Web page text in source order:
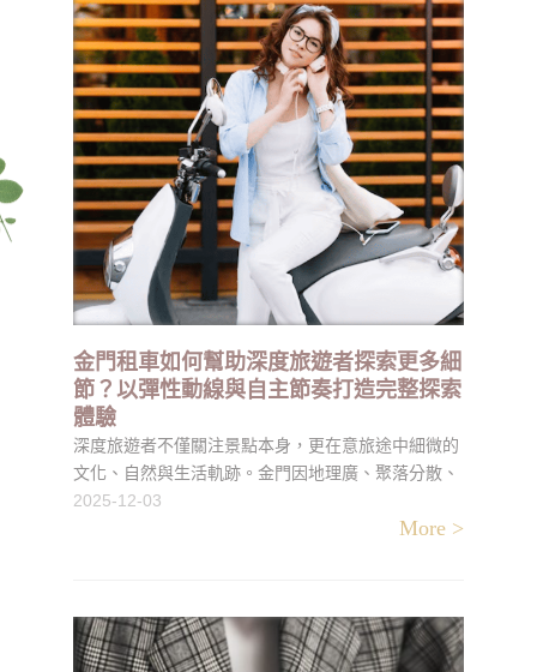
金門租車如何幫助深度旅遊者探索更多細
節？以彈性動線與自主節奏打造完整探索
體驗
深度旅遊者不僅關注景點本身，更在意旅途中細微的
文化、自然與生活軌跡。金門因地理廣、聚落分散、
特殊軍事地貌，使移動方式會直接影響旅程的深度。
租車能讓深度旅遊者依個人節奏調整動線、停留與探
2025-12-03
More >